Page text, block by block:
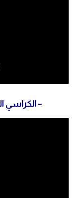
– الكراسي